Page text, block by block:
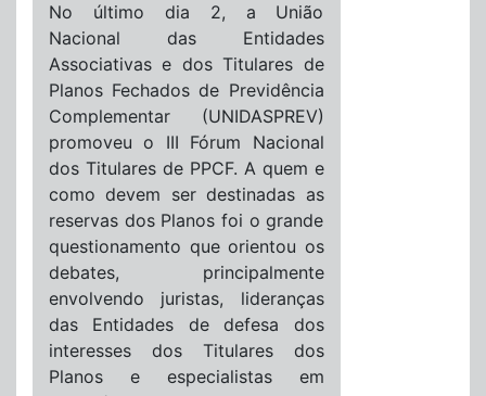
No último dia 2, a União
Nacional das Entidades
Associativas e dos Titulares de
Planos Fechados de Previdência
Complementar (UNIDASPREV)
promoveu o III Fórum Nacional
dos Titulares de PPCF. A quem e
como devem ser destinadas as
reservas dos Planos foi o grande
questionamento que orientou os
debates, principalmente
envolvendo juristas, lideranças
das Entidades de defesa dos
interesses dos Titulares dos
Planos e especialistas em